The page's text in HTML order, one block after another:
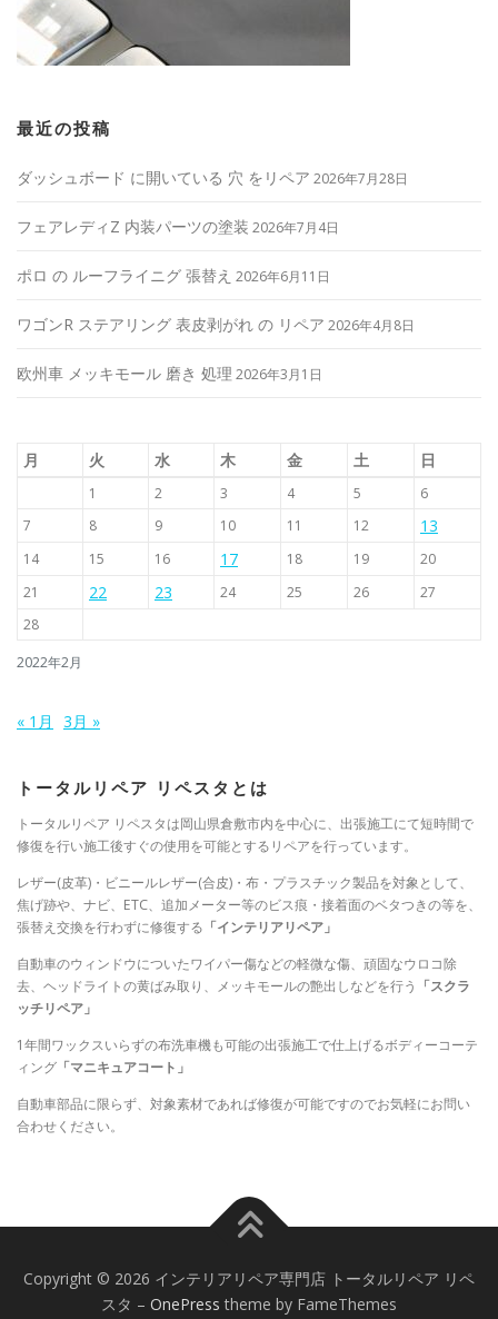
最近の投稿
ダッシュボード に開いている 穴 をリペア 2026年7月28日
フェアレディZ 内装パーツの塗装 2026年7月4日
ポロ の ルーフライニグ 張替え 2026年6月11日
ワゴンR ステアリング 表皮剥がれ の リペア 2026年4月8日
欧州車 メッキモール 磨き 処理 2026年3月1日
2022年2月
月 火 水 木 金 土 日
1 2 3 4 5
6
7
8 9 10 11 12 13
14 15 16 17 18 19
20
21
22 23 24 25 26
27
28
« 1月 3月 »
トータルリペア リペスタとは
トータルリペア リペスタは岡山県倉敷市内を中心に、出張施工にて短時間で
修復を行い施工後すぐの使用を可能とするリペアを行っています。
レザー(皮革)・ビニールレザー(合皮)・布・プラスチック製品を対象として、
焦げ跡や、ナビ、ETC、追加メーター等のビス痕・接着面のベタつきの等を、
張替え交換を行わずに修復する 「インテリアリペア」
自動車のウィンドウについたワイパー傷などの軽微な傷、頑固なウロコ除
去、ヘッドライトの黄ばみ取り、メッキモールの艶出しなどを行う
「スクラ
ッチリペア」
1年間ワックスいらずの布洗車機も可能の出張施工で仕上げるボディーコーテ
ィング 「マニキュアコート」
自動車部品に限らず、対象素材であれば修復が可能ですのでお気軽にお問い
合わせください。
Copyright © 2026 インテリアリペア専門店 トータルリペア リペ
スタ – OnePress theme by FameThemes